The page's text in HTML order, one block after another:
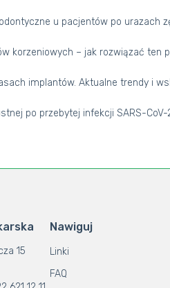
u pacjentów po urazach
korzeniowych – jak rozwiązać ten
implantów. Aktualne trendy i
po przebytej infekcji SARS-
15
Nawiguj
Linki
FAQ